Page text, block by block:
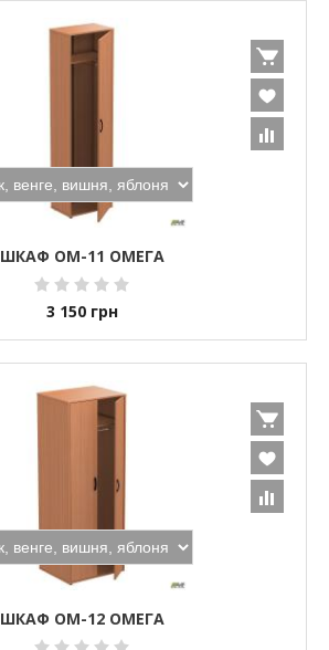
ШКАФ ОМ-11 ОМЕГА
3 150 грн
ШКАФ ОМ-12 ОМЕГА